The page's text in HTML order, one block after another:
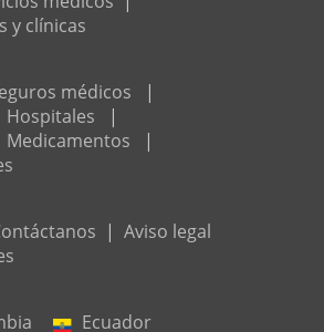
y clínicas
médicos
|
Hospitales
|
Medicamentos
|
| Aviso legal
Ecuador